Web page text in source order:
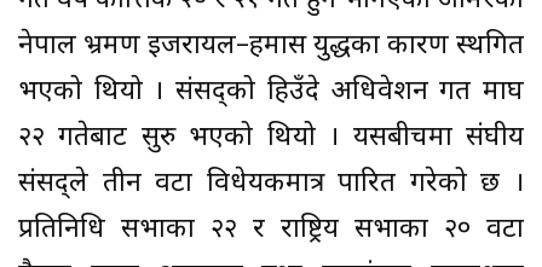
नेपाल भ्रमण इजरायल–हमास युद्धका कारण स्थगित
भएको थियो । संसद्को हिउँदे अधिवेशन गत माघ
२२ गतेबाट सुरु भएको थियो । यसबीचमा संघीय
संसद्ले तीन वटा विधेयकमात्र पारित गरेको छ ।
प्रतिनिधि सभाका २२ र राष्ट्रिय सभाका २० वटा